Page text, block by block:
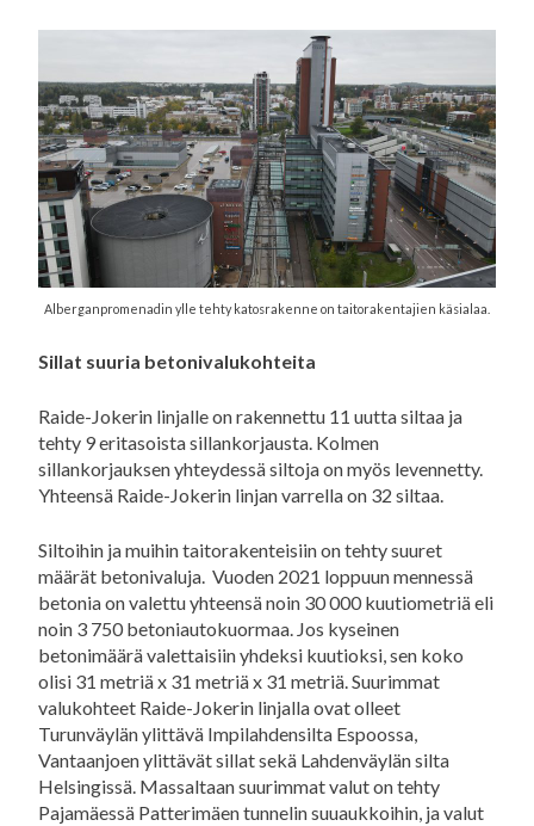
Alberganpromenadin ylle tehty katosrakenne on taitorakentajien käsialaa.
Sillat suuria betonivalukohteita
Raide-Jokerin linjalle on rakennettu 11 uutta siltaa ja
tehty 9 eritasoista sillankorjausta. Kolmen
sillankorjauksen yhteydessä siltoja on myös levennetty.
Yhteensä Raide-Jokerin linjan varrella on 32 siltaa.
Siltoihin ja muihin taitorakenteisiin on tehty suuret
määrät betonivaluja. Vuoden 2021 loppuun mennessä
betonia on valettu yhteensä noin 30 000 kuutiometriä eli
noin 3 750 betoniautokuormaa. Jos kyseinen
betonimäärä valettaisiin yhdeksi kuutioksi, sen koko
olisi 31 metriä x 31 metriä x 31 metriä. Suurimmat
valukohteet Raide-Jokerin linjalla ovat olleet
Turunväylän ylittävä Impilahdensilta Espoossa,
Vantaanjoen ylittävät sillat sekä Lahdenväylän silta
Helsingissä. Massaltaan suurimmat valut on tehty
Pajamäessä Patterimäen tunnelin suuaukkoihin, ja valut